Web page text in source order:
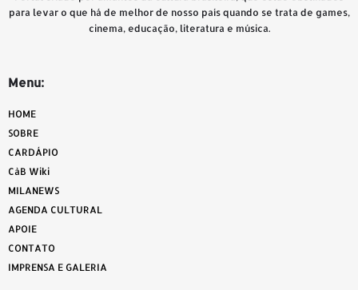
para levar o que há de melhor de nosso país quando se trata de games,
cinema, educação, literatura e música.
Menu:
HOME
SOBRE
CARDÁPIO
CàB Wiki
MILANEWS
AGENDA CULTURAL
APOIE
CONTATO
IMPRENSA E GALERIA